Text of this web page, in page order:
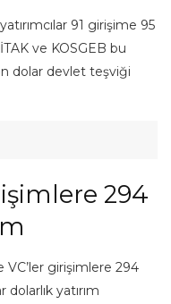
91 girişime 95
ve KOSGEB bu
dolar devlet teşviği
294
VC’ler girişimlere 294
yatırım